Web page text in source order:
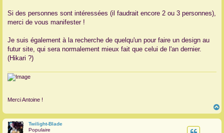
Si des personnes sont intéressées (il faudrait encore 2 ou 3 personnes),
merci de vous manifester !
Je suis également à la recherche de quelqu'un pour faire un design au
futur site, qui sera normalement mieux fait que celui de l'an dernier.
(Hikari ?)
Merci Antoine !
a
u
Twilight-Blade
Populaire